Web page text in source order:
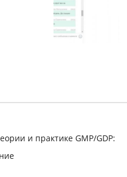
и практике GMP/GDP: